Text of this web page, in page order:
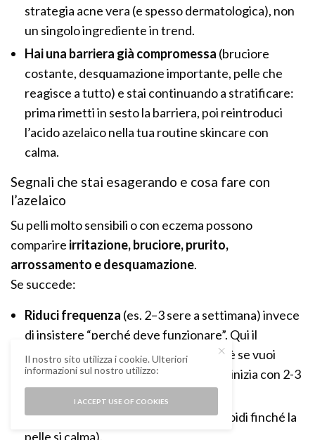
strategia acne vera (e spesso dermatologica), non
un singolo ingrediente in trend.
Hai una barriera già compromessa (bruciore
costante, desquamazione importante, pelle che
reagisce a tutto) e stai continuando a stratificare:
prima rimetti in sesto la barriera, poi reintroduci
l’acido azelaico nella tua routine skincare con
calma.
Segnali che stai esagerando e cosa fare con
l’azelaico
Su pelli molto sensibili o con eczema possono
comparire irritazione, bruciore, prurito,
arrossamento e desquamazione.
Se succede:
Riduci frequenza (es. 2–3 sere a settimana) invece
di insistere “perché deve funzionare”. Qui il
consiglio vale anche al contrario, e cioè se vuoi
introdurre l’azelaico nella tua routine, inizia con 2-3
applicazioni settimanali.
Semplifica la routine(togli acidi/retinoidi finché la
pelle si calma).
Il nostro sito utilizza i cookie. Ulteriori
informazioni sul nostro utilizzo:
I ACCEPT USE OF COOKIES